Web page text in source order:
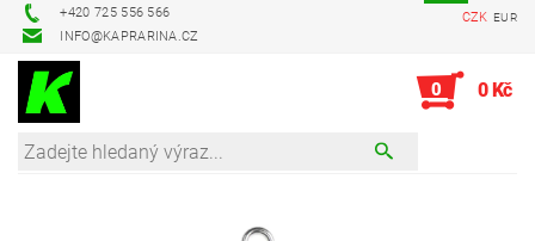
+420 725 556 566
INFO@KAPRARINA.CZ
CZK EUR
0 0 Kč